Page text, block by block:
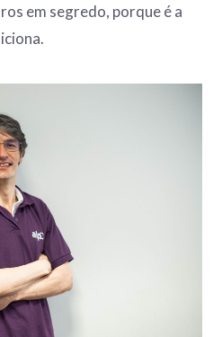
em segredo, porque é a